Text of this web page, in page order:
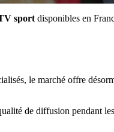
sport disponibles en
le marché offre
de diffusion pendant